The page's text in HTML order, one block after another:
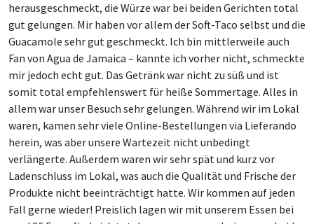
herausgeschmeckt, die Würze war bei beiden Gerichten total
gut gelungen. Mir haben vor allem der Soft-Taco selbst und die
Guacamole sehr gut geschmeckt. Ich bin mittlerweile auch
Fan von Agua de Jamaica – kannte ich vorher nicht, schmeckte
mir jedoch echt gut. Das Getränk war nicht zu süß und ist
somit total empfehlenswert für heiße Sommertage. Alles in
allem war unser Besuch sehr gelungen. Während wir im Lokal
waren, kamen sehr viele Online-Bestellungen via Lieferando
herein, was aber unsere Wartezeit nicht unbedingt
verlängerte. Außerdem waren wir sehr spät und kurz vor
Ladenschluss im Lokal, was auch die Qualität und Frische der
Produkte nicht beeinträchtigt hatte. Wir kommen auf jeden
Fall gerne wieder! Preislich lagen wir mit unserem Essen bei